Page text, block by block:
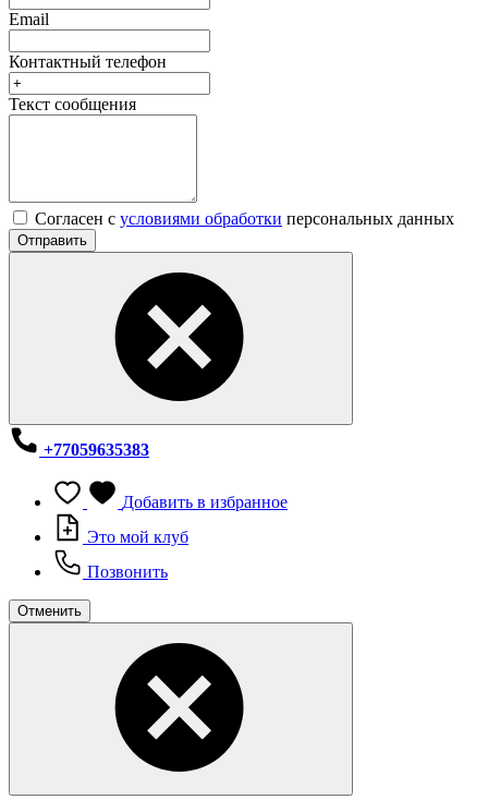
Email
Контактный телефон
Текст сообщения
Согласен с условиями обработки персональных данных
Отправить
+77059635383
Добавить в избранное
Это мой клуб
Позвонить
Отменить